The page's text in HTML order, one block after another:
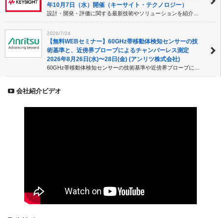
年10月7日（水）開催（キーサイト・テクノロジー）
2026/7/24
【無料WEBセミナー】60GHz帯移動体検知センサーの技
術基準と、近傍界プローブによるチャンバーレス測定
2026年8月26日(水)〜28日(金) (アンリツ株式会社)
会社紹介ビデオ